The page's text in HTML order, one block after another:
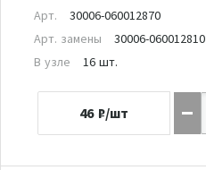
Арт.
30006-060012870
Арт. замены
30006-060012810
В узле
16 шт.
46 ₽/шт